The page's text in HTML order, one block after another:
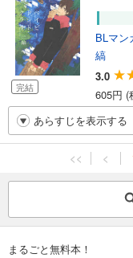
完結
BLマン
縞
3.0
605円 (
あらすじを表示する
<< <
まるごと無料本！